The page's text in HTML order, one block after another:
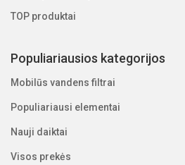
TOP produktai
Populiariausios kategorijos
Mobilūs vandens filtrai
Populiariausi elementai
Nauji daiktai
Visos prekės